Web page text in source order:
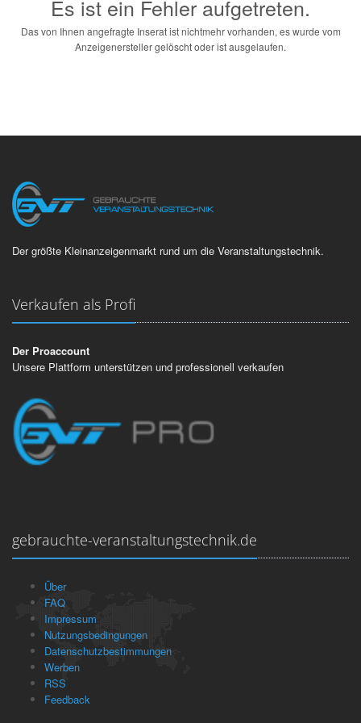
Es ist ein Fehler aufgetreten.
Das von Ihnen angefragte Inserat ist nichtmehr vorhanden, es wurde vom
Anzeigenersteller gelöscht oder ist ausgelaufen.
Der größte Kleinanzeigenmarkt rund um die Veranstaltungstechnik.
Verkaufen als Profi
Der Proaccount
Unsere Plattform unterstützen und professionell verkaufen
gebrauchte-veranstaltungstechnik.de
Über
FAQ
Impressum
Nutzungsbedingungen
Datenschutzbestimmungen
Werben
RSS
Feedback